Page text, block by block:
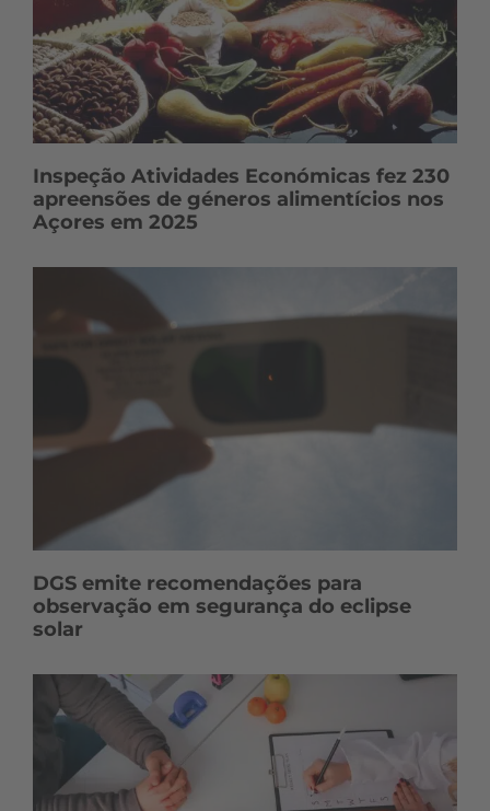
Inspeção Atividades Económicas fez 230
apreensões de géneros alimentícios nos
Açores em 2025
DGS emite recomendações para
observação em segurança do eclipse
solar